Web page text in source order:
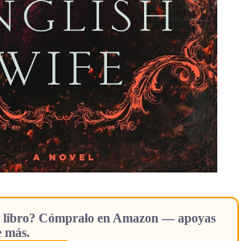
libro? Cómpralo en Amazon — apoyas
más.